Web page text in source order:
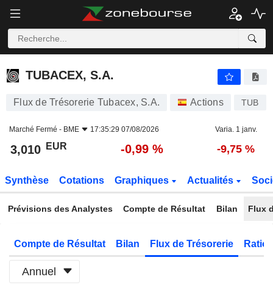
TUBACEX, S.A.
TUBACEX, S.A.
Flux de Trésorerie Tubacex, S.A. Actions TUB
Marché Fermé - BME 17:35:29 07/08/2026 Varia. 1 janv.
3,010 EUR -0,99 % -9,75 %
Synthèse Cotations Graphiques Actualités
Prévisions des Analystes Compte de Résultat Bilan Flux
Compte de Résultat Bilan Flux de Trésorerie
Annuel